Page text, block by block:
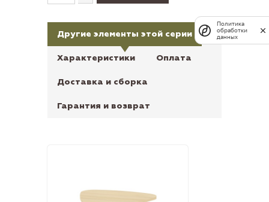
Другие элементы этой серии
Характеристики Оплата
Доставка и сборка
Гарантия и возврат
Политика
обработки
данных